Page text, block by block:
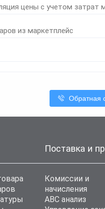
цены с учетом затрат
из маркетплейс
Обратная
Поставка и
Комиссии и
начисления
ABC анализ